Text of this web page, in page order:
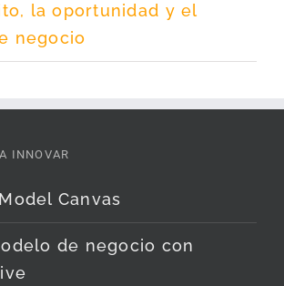
la oportunidad y el
negocio
INNOVAR
Canvas
de negocio con